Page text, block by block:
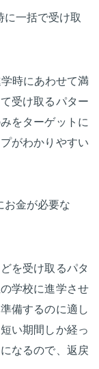
に一括で受け取
時にあわせて満
受け取るパター
をターゲットに
がわかりやすい
お金が必要な
を受け取るパタ
学校に進学させ
備するのに適し
い期間しか経っ
なるので、返戻